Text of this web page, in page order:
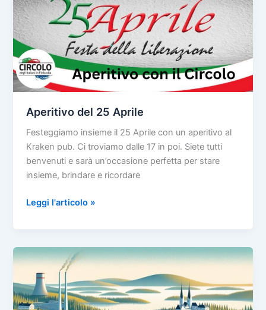
Aperitivo del 25 Aprile
Festeggiamo insieme il 25 Aprile con un aperitivo al
Kraken pub. Ci troviamo dalle 17 in poi. Siete tutti
benvenuti e sarà un’occasione perfetta per stare
insieme, brindare e ricordare
Aperitivo
Aprile
Leggi l'articolo »